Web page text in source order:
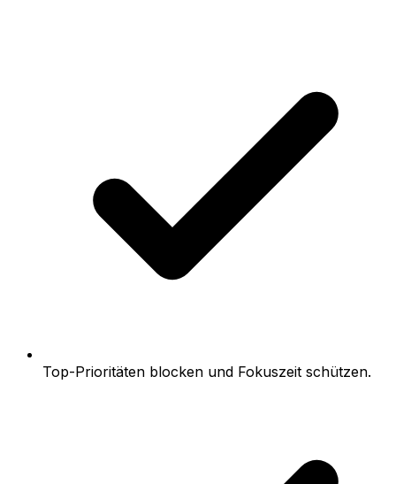
Top-Prioritäten blocken und Fokuszeit schützen.